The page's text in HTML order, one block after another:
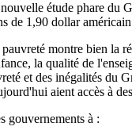
étude phare du
de 1,90 dollar
montre bien la
la qualité de
et des inégalités du
aient accès à
gouvernements à :